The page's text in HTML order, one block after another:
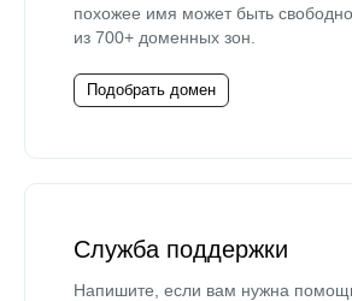
похожее имя может быть
из 700+ доменных зон.
Подобрать домен
Служба поддержки
Напишите, если вам нужна